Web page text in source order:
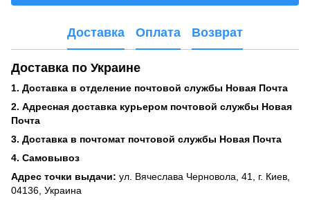
Доставка Оплата Возврат
Доставка по Украине
1. Доставка в отделение почтовой службы Новая Почта
2. Адресная доставка курьером почтовой службы Новая
Почта
3. Доставка в почтомат почтовой службы Новая Почта
4. Самовывоз
Адрес точки выдачи: ул. Вячеслава Черновола, 41, г. Киев,
04136, Украина